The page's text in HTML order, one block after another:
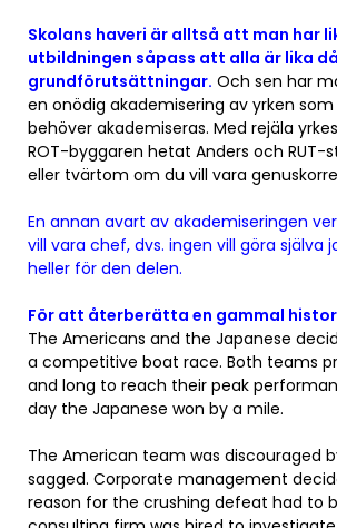
Skolans haveri är alltså att man har
utbildningen såpass att alla är lika
grundförutsättningar. Och sen har
en onödig akademisering av yrken
behöver akademiseras. Med rejäla
ROT-byggaren hetat Anders och RUT-
eller tvärtom om du vill vara
En annan avart av akademiseringen
vill vara chef, dvs. ingen vill göra själva
heller för den delen.
För att återberätta en gammal
The Americans and the Japanese
a competitive boat race. Both teams
and long to reach their peak
day the Japanese won by a mile.
The American team was discouraged
sagged. Corporate management
reason for the crushing defeat had to